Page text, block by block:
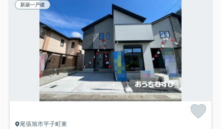
新築一戸建
尾張旭市平子町東